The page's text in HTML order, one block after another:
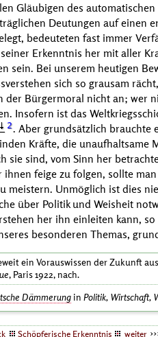
Gläubigen des
Deutungen auf einen
bedeuteten fast immer
Erkenntnis her mit aller
sein. Bei unserem heutigen
sich so grausam
der Bürgermoral nicht an; wer
Insofern ist das
2. Aber grundsätzlich brauchte
Kräfte, die unaufhaltsame
sie sind, vom Sinn her
feige zu folgen, sollte
meistern. Unmöglich ist dies
über Politik und Weisheit
her ihn einleiten kann,
besonderen Themas,
ein Vorauswissen der Zukunft
, Paris 1922, nach.
Dämmerung in Politik, Wirtschaft,
Schöpferische Erkenntnis weiter